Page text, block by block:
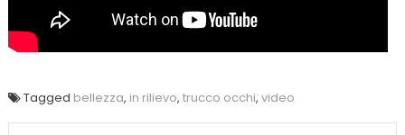
Tagged bellezza, in rilievo, trucco occhi, video